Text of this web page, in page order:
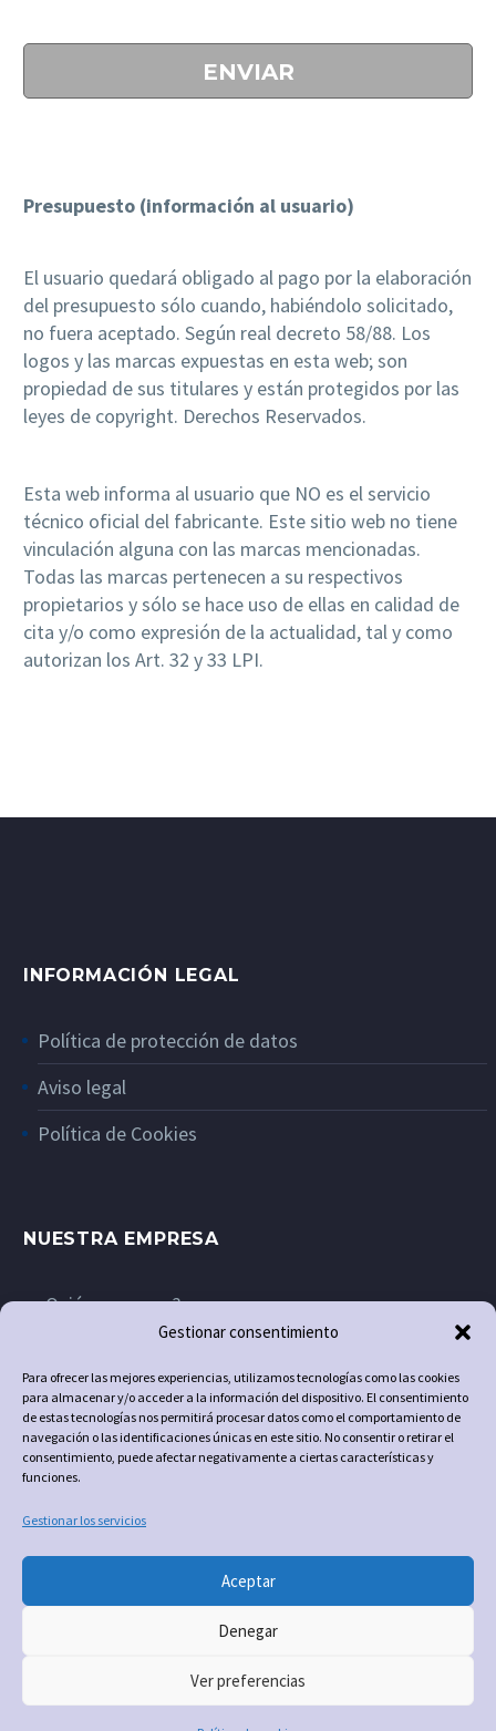
Gestionar consentimiento
Para ofrecer las mejores experiencias, utilizamos tecnologías como las cookies
para almacenar y/o acceder a la información del dispositivo. El consentimiento
de estas tecnologías nos permitirá procesar datos como el comportamiento de
navegación o las identificaciones únicas en este sitio. No consentir o retirar el
consentimiento, puede afectar negativamente a ciertas características y
funciones.
Gestionar los servicios
Aceptar
Denegar
Ver preferencias
Presupuesto (información al usuario)
El usuario quedará obligado al pago por la elaboración
del presupuesto sólo cuando, habiéndolo solicitado,
no fuera aceptado. Según real decreto 58/88. Los
logos y las marcas expuestas en esta web; son
propiedad de sus titulares y están protegidos por las
leyes de copyright. Derechos Reservados.
Esta web informa al usuario que NO es el servicio
técnico oficial del fabricante. Este sitio web no tiene
vinculación alguna con las marcas mencionadas.
Todas las marcas pertenecen a su respectivos
propietarios y sólo se hace uso de ellas en calidad de
cita y/o como expresión de la actualidad, tal y como
autorizan los Art. 32 y 33 LPI.
INFORMACIÓN LEGAL
Política de protección de datos
Aviso legal
Política de Cookies
NUESTRA EMPRESA
¿Quiénes somos?
© 2025 Global Reparaciones. Todos los derechos
reservados.